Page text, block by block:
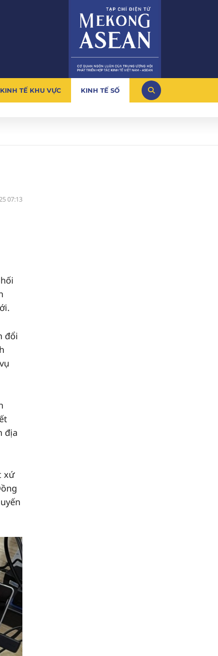
KINH TẾ KHU VỰC KINH TẾ SỐ
07:13
đổi
địa
xứ